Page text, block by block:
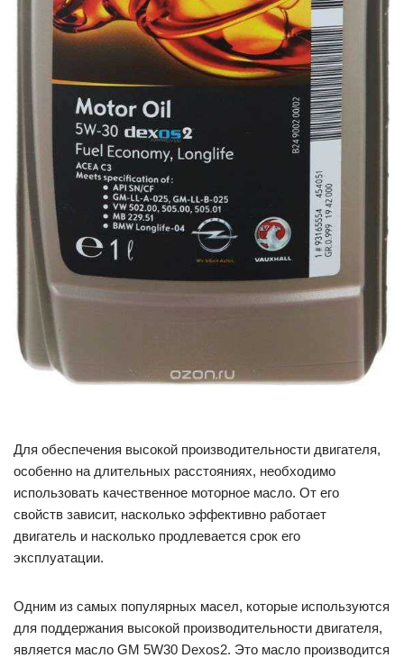
Для обеспечения высокой производительности двигателя,
особенно на длительных расстояниях, необходимо
использовать качественное моторное масло. От его
свойств зависит, насколько эффективно работает
двигатель и насколько продлевается срок его
эксплуатации.
Одним из самых популярных масел, которые используются
для поддержания высокой производительности двигателя,
является масло GM 5W30 Dexos2. Это масло производится